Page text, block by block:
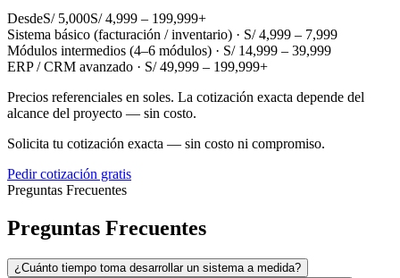
DesdeS/ 5,000S/ 4,999 – 199,999+
Sistema básico (facturación / inventario) · S/ 4,999 – 7,999
Módulos intermedios (4–6 módulos) · S/ 14,999 – 39,999
ERP / CRM avanzado · S/ 49,999 – 199,999+
Precios referenciales en soles. La cotización exacta depende del
alcance del proyecto — sin costo.
Solicita tu cotización exacta — sin costo ni compromiso.
Pedir cotización gratis
Preguntas Frecuentes
Preguntas Frecuentes
¿Cuánto tiempo toma desarrollar un sistema a medida?